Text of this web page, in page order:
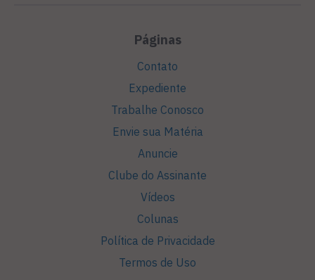
Páginas
Contato
Expediente
Trabalhe Conosco
Envie sua Matéria
Anuncie
Clube do Assinante
Vídeos
Colunas
Política de Privacidade
Termos de Uso